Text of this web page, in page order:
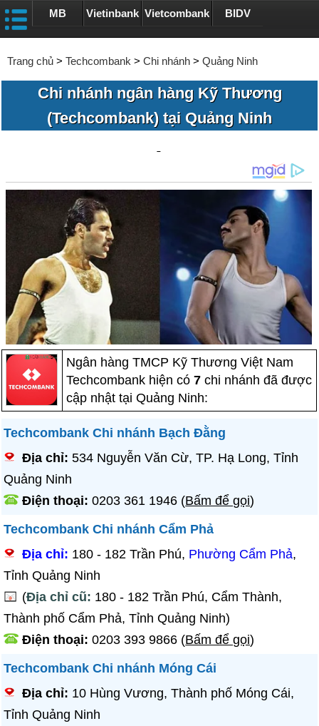
MB Vietinbank Vietcombank BIDV
Trang chủ > Techcombank > Chi nhánh > Quảng Ninh
Chi nhánh ngân hàng Kỹ Thương
(Techcombank) tại Quảng Ninh
Ngân hàng TMCP Kỹ Thương Việt Nam
Techcombank hiện có7 chi nhánh đã được
cập nhật tại Quảng Ninh:
Techcombank Chi nhánh Bạch Đằng
Địa chỉ:534 Nguyễn Văn Cừ, TP. Hạ Long, Tỉnh
Quảng Ninh
Điện thoại:0203 361 1946 (Bấm để gọi)
Techcombank Chi nhánh Cẩm Phả
Địa chỉ: 180 - 182 Trần Phú, Phường Cẩm Phả,
Tỉnh Quảng Ninh
(Địa chỉ cũ: 180 - 182 Trần Phú, Cẩm Thành,
Thành phố Cẩm Phả, Tỉnh Quảng Ninh)
Điện thoại:0203 393 9866 (Bấm để gọi)
Techcombank Chi nhánh Móng Cái
Địa chỉ: 10 Hùng Vương, Thành phố Móng Cái,
Tỉnh Quảng Ninh